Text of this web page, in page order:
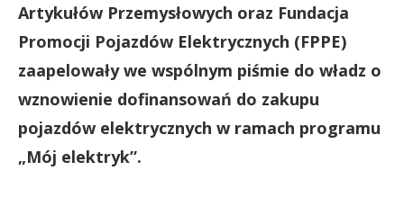
Artykułów Przemysłowych oraz Fundacja
Promocji Pojazdów Elektrycznych (FPPE)
zaapelowały we wspólnym piśmie do władz o
wznowienie dofinansowań do zakupu
pojazdów elektrycznych w ramach programu
„Mój elektryk”.